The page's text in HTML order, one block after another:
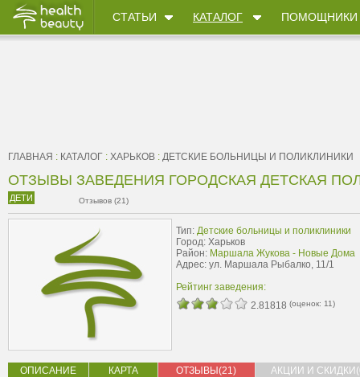
СТАТЬИ КАТАЛОГ ПОМОЩНИКИ
ГЛАВНАЯ : КАТАЛОГ : ХАРЬКОВ : ДЕТСКИЕ БОЛЬНИЦЫ И ПОЛИКЛИНИКИ
ОТЗЫВЫ ЗАВЕДЕНИЯ ГОРОДСКАЯ ДЕТСКАЯ
ДЕТИ Отзывов (21)
Тип: Детские больницы и поликлиники
Город: Харьков
Район: Маршала Жукова - Новые Дома
Адрес: ул. Маршала Рыбалко, 11/1
Рейтинг заведения:
2.81818 (оценок: 11)
ОПИСАНИЕ КАРТА ОТЗЫВЫ(21) АКЦИИ И